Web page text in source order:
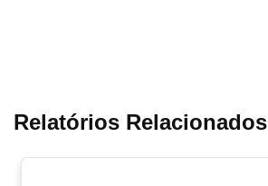
Relatórios Relacionados